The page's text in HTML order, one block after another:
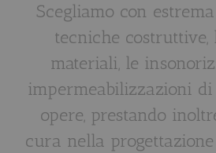
Scegliamo con
tecniche costruttive,
materiali, le
impermeabilizzazioni
opere, prestando
cura nella